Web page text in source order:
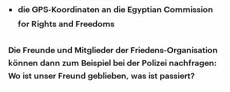
die GPS-Koordinaten an die Egyptian Commission
for Rights and Freedoms
Die Freunde und Mitglieder der Friedens-Organisation
können dann zum Beispiel bei der Polizei nachfragen:
Wo ist unser Freund geblieben, was ist passiert?